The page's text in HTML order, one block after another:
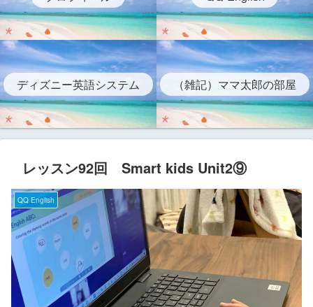
ディズニー英語システム （雑記）ママ太郎の部屋
レッスン92回 Smart kids Unit2⑨
QQ English